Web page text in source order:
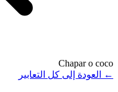
Chapar o coco
←
العودة إلى كل التعابير